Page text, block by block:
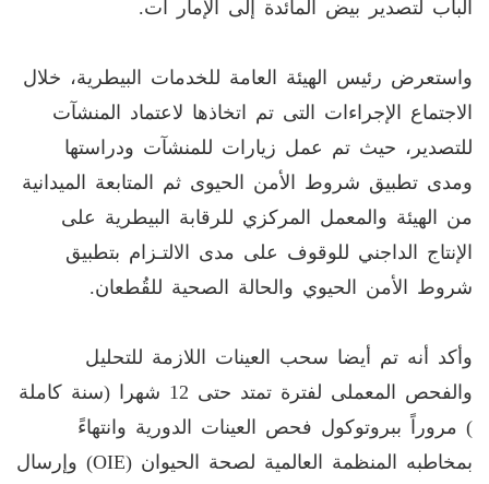
الباب لتصدير بيض المائدة إلى الإمار ات.
واستعرض رئيس الهيئة العامة للخدمات البيطرية، خلال
الاجتماع الإجراءات التى تم اتخاذها لاعتماد المنشآت
للتصدير، حيث تم عمل زيارات للمنشآت ودراستها
ومدى تطبيق شروط الأمن الحيوى ثم المتابعة الميدانية
من الهيئة والمعمل المركزي للرقابة البيطرية على
الإنتاج الداجني للوقوف على مدى الالتـزام بتطبيق
شروط الأمن الحيوي والحالة الصحية للقُطعان.
وأكد أنه تم أيضا سحب العينات اللازمة للتحليل
والفحص المعملى لفترة تمتد حتى 12 شهرا (سنة كاملة
) مروراً ببروتوكول فحص العينات الدورية وانتهاءً
بمخاطبه المنظمة العالمية لصحة الحيوان (OIE) وإرسال